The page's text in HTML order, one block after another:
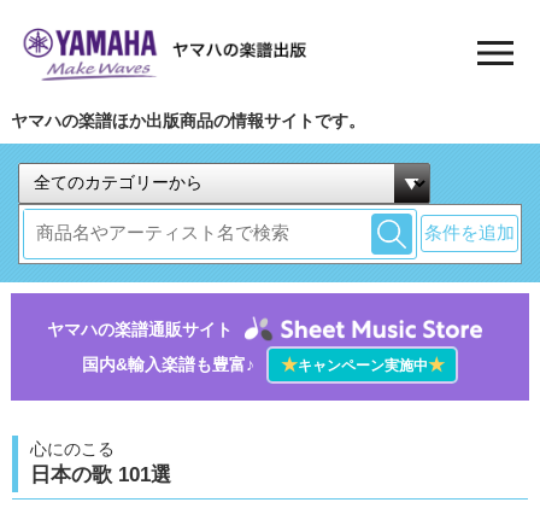
ヤマハの楽譜ほか出版商品の情報サイトです。
条件を追加
ヤマハの楽譜通販サイト
国内&輸入楽譜も豊富♪
★キャンペーン実施中★
心にのこる
日本の歌 101選